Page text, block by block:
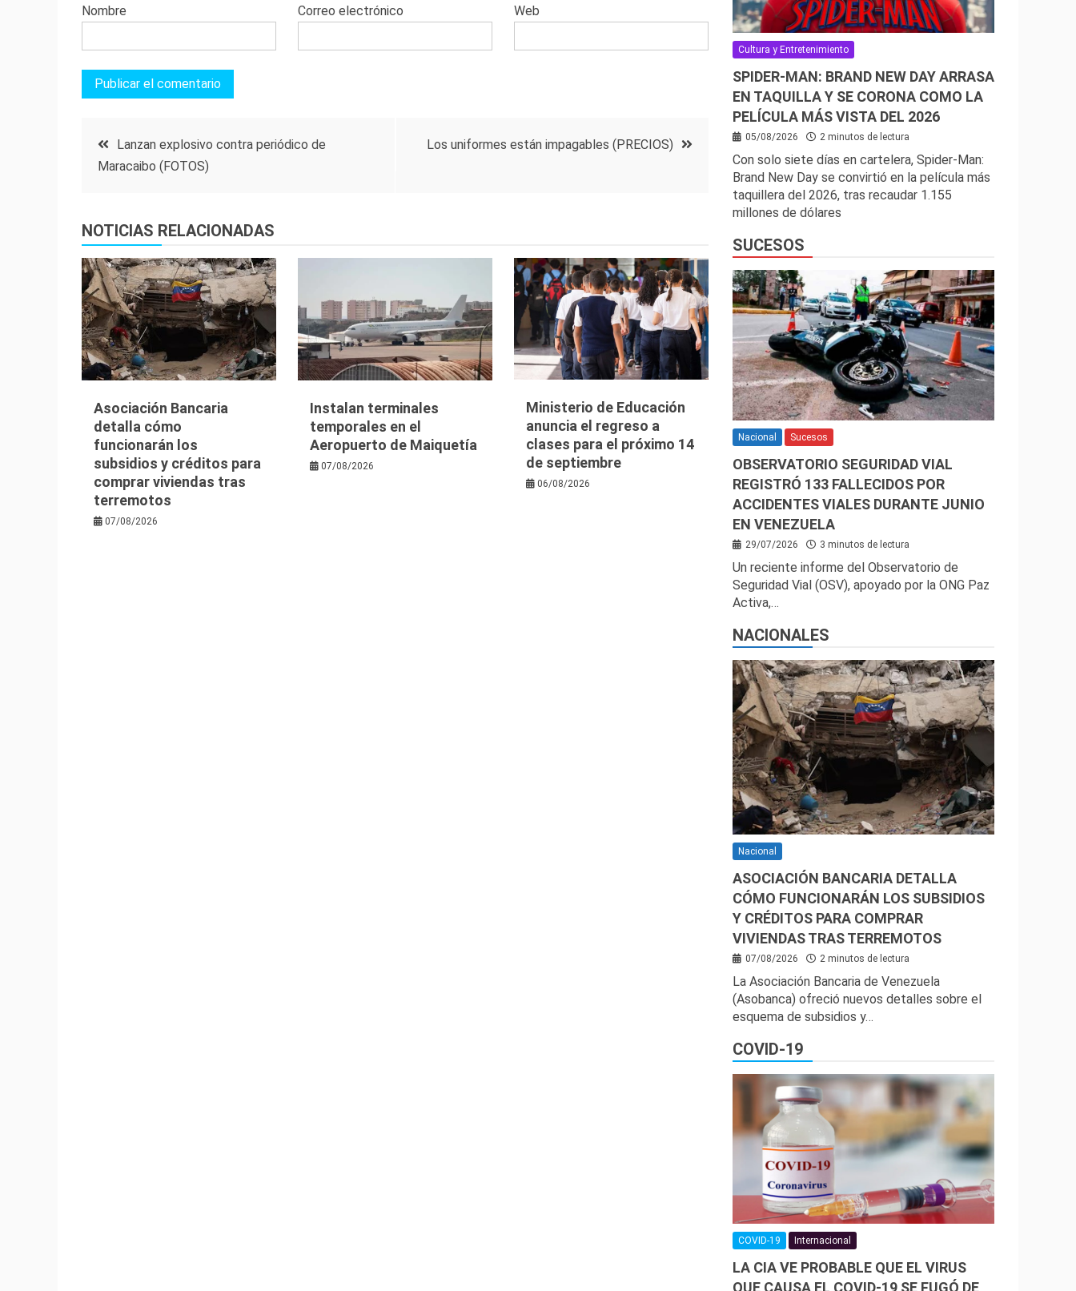
Nombre Correo electrónico Web
Navegación
entradas
Lanzan explosivo contra periódico de
Maracaibo (FOTOS)
Los uniformes están impagables (PRECIOS)
NOTICIAS RELACIONADAS
Asociación Bancaria
detalla cómo
funcionarán los
subsidios y créditos para
comprar viviendas tras
terremotos
07/08/2026
Instalan terminales
temporales en el
Aeropuerto de Maiquetía
07/08/2026
Ministerio de Educación
anuncia el regreso a
clases para el próximo 14
de septiembre
06/08/2026
Cultura y Entretenimiento
SPIDER-MAN: BRAND NEW DAY ARRASA
EN TAQUILLA Y SE CORONA COMO LA
PELÍCULA MÁS VISTA DEL 2026
05/08/2026 2 minutos de lectura
Con solo siete días en cartelera, Spider-Man:
Brand New Day se convirtió en la película más
taquillera del 2026, tras recaudar 1.155
millones de dólares
SUCESOS
Nacional Sucesos
OBSERVATORIO SEGURIDAD VIAL
REGISTRÓ 133 FALLECIDOS POR
ACCIDENTES VIALES DURANTE JUNIO
EN VENEZUELA
29/07/2026 3 minutos de lectura
Un reciente informe del Observatorio de
Seguridad Vial (OSV), apoyado por la ONG Paz
Activa,…
NACIONALES
Nacional
ASOCIACIÓN BANCARIA DETALLA
CÓMO FUNCIONARÁN LOS SUBSIDIOS
Y CRÉDITOS PARA COMPRAR
VIVIENDAS TRAS TERREMOTOS
07/08/2026 2 minutos de lectura
La Asociación Bancaria de Venezuela
(Asobanca) ofreció nuevos detalles sobre el
esquema de subsidios y…
COVID-19
COVID-19 Internacional
LA CIA VE PROBABLE QUE EL VIRUS